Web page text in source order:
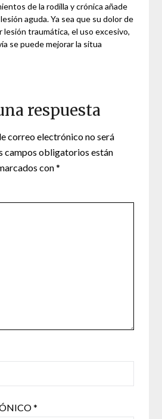
de la rodilla y crónica añade
aguda. Ya sea que su dolor de
lesión traumática, el uso excesivo,
se puede mejorar la situa
respuesta
correo electrónico no será
campos obligatorios están
con*
*